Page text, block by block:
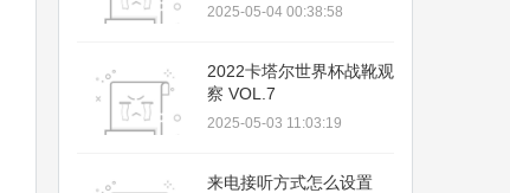
2025-05-04 00:38:58
2022卡塔尔世界杯战靴观
察 VOL.7
2025-05-03 11:03:19
来电接听方式怎么设置